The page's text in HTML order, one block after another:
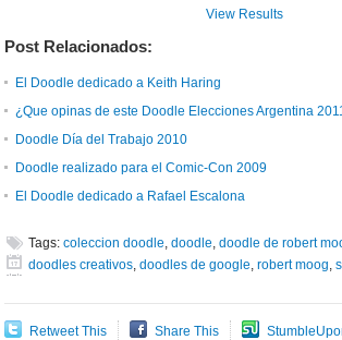
View Results
Post Relacionados:
El Doodle dedicado a Keith Haring
¿Que opinas de este Doodle Elecciones Argentina
Doodle Día del Trabajo 2010
Doodle realizado para el Comic-Con 2009
El Doodle dedicado a Rafael Escalona
Tags: coleccion doodle,doodle,doodle de robert
doodles creativos,doodles de google,robert moog,
Retweet This Share This